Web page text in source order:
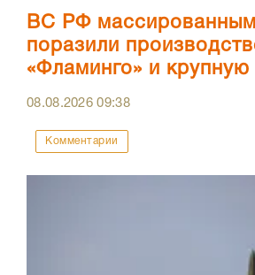
ВС РФ
поразили
«Фламинго» и
08.08.202609:38
Комментарии